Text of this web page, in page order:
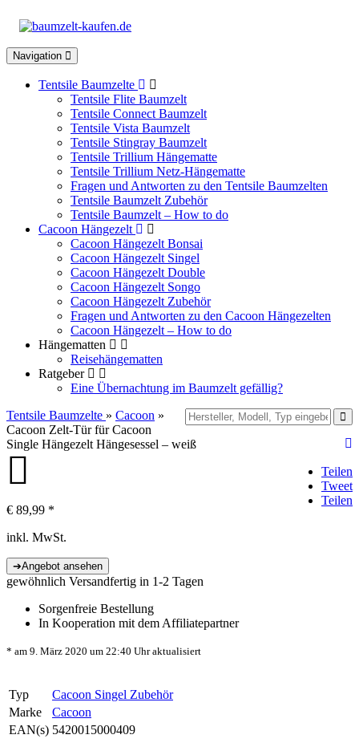
Toggle
navigation
Navigation
Tentsile Baumzelte
Tentsile Flite Baumzelt
Tentsile Connect Baumzelt
Tentsile Vista Baumzelt
Tentsile Stingray Baumzelt
Tentsile Trillium Hängematte
Tentsile Trillium Netz-Hängematte
Fragen und Antworten zu den Tentsile Baumzelten
Tentsile Baumzelt Zubehör
Tentsile Baumzelt – How to do
Cacoon Hängezelt
Cacoon Hängezelt Bonsai
Cacoon Hängezelt Singel
Cacoon Hängezelt Double
Cacoon Hängezelt Songo
Cacoon Hängezelt Zubehör
Fragen und Antworten zu den Cacoon Hängezelten
Cacoon Hängezelt – How to do
Hängematten
Reisehängematten
Ratgeber
Eine Übernachtung im Baumzelt gefällig?
Tentsile Baumzelte » Cacoon »
Cacoon Zelt-Tür für Cacoon
Single Hängezelt Hängesessel – weiß
Teilen
Tweet
Teilen
€ 89,99 *
inkl. MwSt.
gewöhnlich Versandfertig in 1-2 Tagen
Sorgenfreie Bestellung
In Kooperation mit dem Affiliatepartner
* am 9. März 2020 um 22:40 Uhr aktualisiert
Typ
Cacoon Singel Zubehör
Marke
Cacoon
EAN(s) 5420015000409